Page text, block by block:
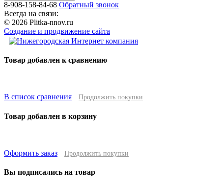
8-908-158-84-68 Обратный звонок
Всегда на связи:
© 2026 Plitka-nnov.ru
Создание и продвижение сайта
Товар добавлен к сравнению
В список сравнения Продолжить покупки
Товар добавлен в корзину
Оформить заказ Продолжить покупки
Вы подписались на товар